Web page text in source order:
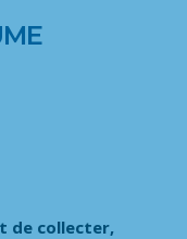
de collecter,